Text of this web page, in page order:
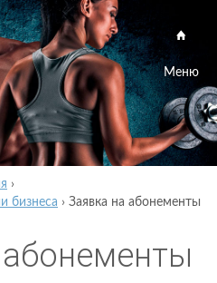
Меню
›
бизнеса › Заявка на абонементы